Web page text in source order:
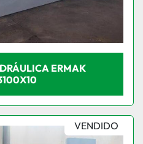
ERMAK
VENDIDO